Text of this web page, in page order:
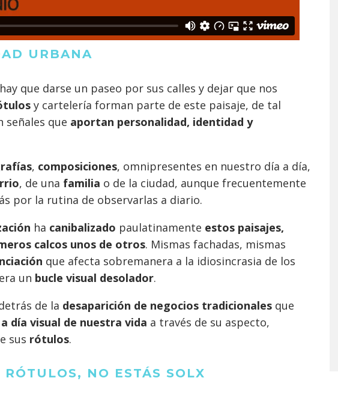
URBANA
que darse un paseo por sus calles y dejar que nos
y cartelería forman parte de este paisaje, de tal
señales que aportan personalidad, identidad y
, composiciones, omnipresentes en nuestro día a día,
, de una familia o de la ciudad, aunque frecuentemente
por la rutina de observarlas a diario.
ha canibalizado paulatinamente estos paisajes,
calcos unos de otros. Mismas fachadas, mismas
que afecta sobremanera a la idiosincrasia de los
un bucle visual desolador.
de la desaparición de negocios tradicionales que
día visual de nuestra vida a través de su aspecto,
sus rótulos.
NO ESTÁS SOLX